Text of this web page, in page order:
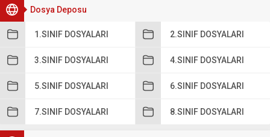
Dosya Deposu
1.SINIF DOSYALARI 2.SINIF DOSYALARI
3.SINIF DOSYALARI 4.SINIF DOSYALARI
5.SINIF DOSYALARI 6.SINIF DOSYALARI
7.SINIF DOSYALARI 8.SINIF DOSYALARI